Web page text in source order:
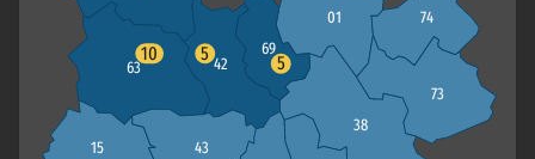
01
42
5
63
10
15 43
38
69
5
73
74